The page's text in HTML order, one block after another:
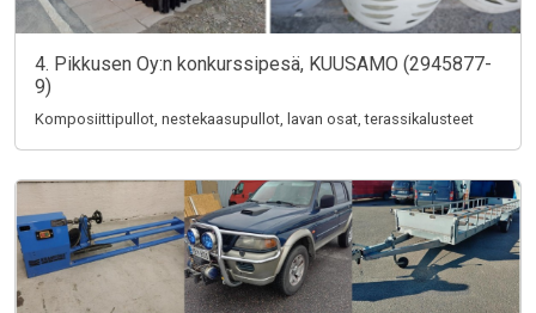
4. Pikkusen Oy:n konkurssipesä, KUUSAMO (2945877-
9)
Komposiittipullot, nestekaasupullot, lavan osat, terassikalusteet